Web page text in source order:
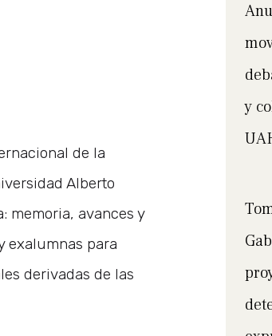
de la
Alberto
memoria, avances y
exalumnas para
derivadas de las
y